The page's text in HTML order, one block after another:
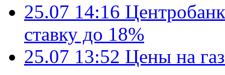
25.07 14:16
ставку до 18%
25.07 13:52 Цены на